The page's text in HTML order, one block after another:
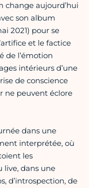
change aujourd’hui
son album
2021) pour se
et le factice
de l’émotion
intérieurs d’une
de conscience
ne peuvent éclore
dans une
interprétée, où
les
live, dans une
d’introspection, de